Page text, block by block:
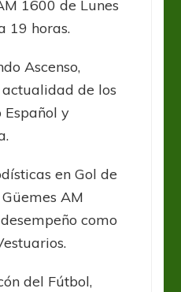
1600 de Lunes
19 horas.
Ascenso,
de los
y
en Gol de
AM
como
del Fútbol,